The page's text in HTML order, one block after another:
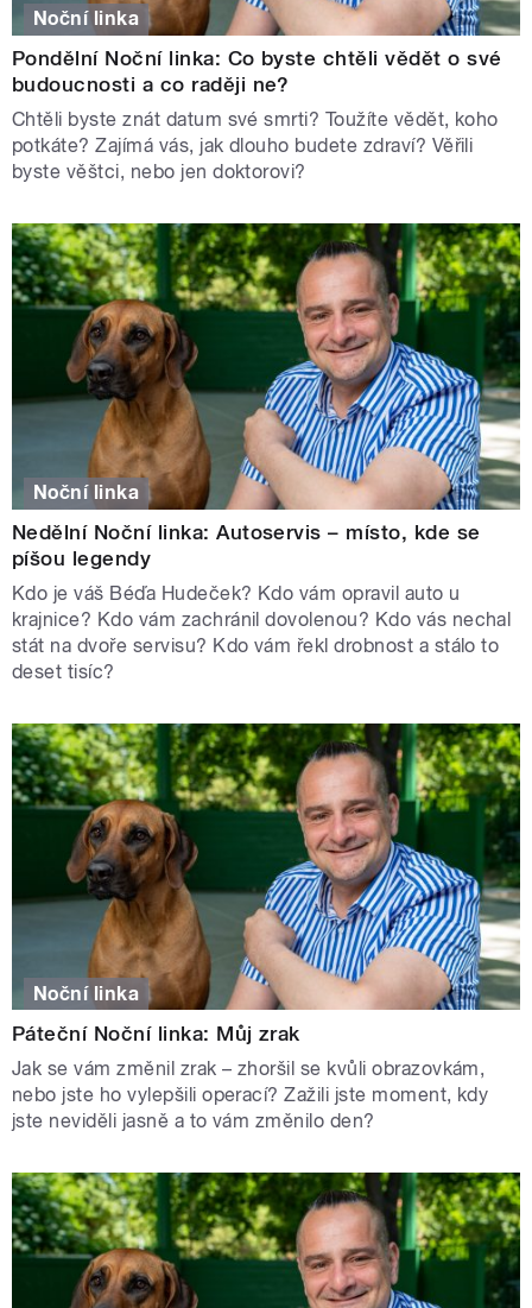
Noční linka
Pondělní Noční linka: Co byste chtěli vědět o své
budoucnosti a co raději ne?
Chtěli byste znát datum své smrti? Toužíte vědět, koho
potkáte? Zajímá vás, jak dlouho budete zdraví? Věřili
byste věštci, nebo jen doktorovi?
Noční linka
Nedělní Noční linka: Autoservis – místo, kde se
píšou legendy
Kdo je váš Béďa Hudeček? Kdo vám opravil auto u
krajnice? Kdo vám zachránil dovolenou? Kdo vás nechal
stát na dvoře servisu? Kdo vám řekl drobnost a stálo to
deset tisíc?
Noční linka
Páteční Noční linka: Můj zrak
Jak se vám změnil zrak – zhoršil se kvůli obrazovkám,
nebo jste ho vylepšili operací? Zažili jste moment, kdy
jste neviděli jasně a to vám změnilo den?